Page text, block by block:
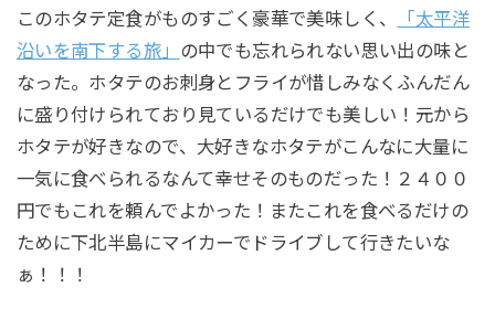
このホタテ定食がものすごく豪華で美味しく、
「太平洋
沿いを南下する旅」 の中でも忘れられない思い出の味と
なった。ホタテのお刺身とフライが惜しみなくふんだん
に盛り付けられており見ているだけでも美しい！元から
ホタテが好きなので、大好きなホタテがこんなに大量に
一気に食べられるなんて幸せそのものだった！２４００
円でもこれを頼んでよかった！またこれを食べるだけの
ために下北半島にマイカーでドライブして行きたいな
ぁ！！！